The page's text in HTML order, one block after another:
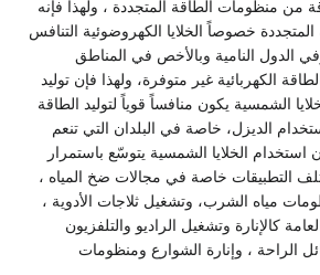
من منظومات الطاقة المتجددة ، ولهذا فإنه
خصوصاً الخلايا الكهروضوئية التنافس
الدول النامية وبالأخص في المناطق
الكهربائية غير متوفرة، ولهذا فإن توليد
الشمسية يكون منافساً قوياً لتوليد الطاقة
الديزل، خاصة في البلدان التي تنعم
الخلايا الشمسية يتوسّع باستمرار
التطبيقات خاصة في مجالات ضخ المياه ،
مياه الشرب، وتشغيل ثلاجات الأدوية ،
كالإنارة وتشغيل الراديو والتلفزيون
الراحة ، وإنارة الشوارع ومنظومات